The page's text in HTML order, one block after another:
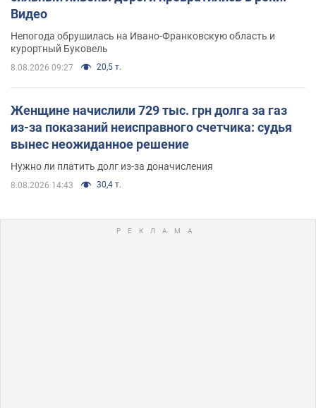
Видео
Непогода обрушилась на Ивано-Франковскую область и
курортный Буковель
8.08.2026 09:27 20,5 т.
Женщине начислили 729 тыс. грн долга за газ
из-за показаний неисправного счетчика: судья
вынес неожиданное решение
Нужно ли платить долг из-за доначисления
8.08.2026 14:43 30,4 т.